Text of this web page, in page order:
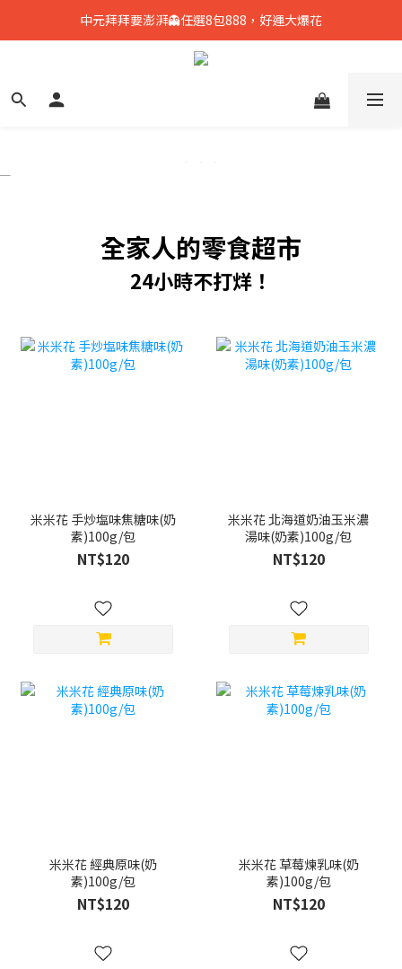
只到8/8💥全館699免運，再送熟香烏龍米米花
中元拜拜要澎湃👻任選8包888，好運大爆花
只到8/8💥全館699免運，再送熟香烏龍米米花
全家人的零食超市
24小時不打烊！
米米花 手炒塩味焦糖味(奶
素)100g/包
NT$120
米米花 北海道奶油玉米濃
湯味(奶素)100g/包
NT$120
米米花 經典原味(奶
素)100g/包
NT$120
米米花 草莓煉乳味(奶
素)100g/包
NT$120